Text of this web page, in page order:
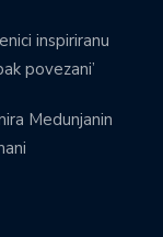
inspiriranu
povezani’
Medunjanin